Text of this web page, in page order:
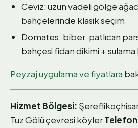
Ceviz: uzun vadeli gölge
bahçelerinde klasik seçim
Domates, biber, patlıcan
bahçesi fidan dikimi + sulama
Peyzaj uygulama ve fiyatlara
Hizmet Bölgesi:
Tuz Gölü çevresi köyler